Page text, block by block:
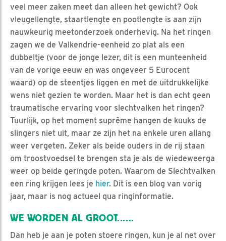
veel meer zaken meet dan alleen het gewicht? Ook
vleugellengte, staartlengte en pootlengte is aan zijn
nauwkeurig meetonderzoek onderhevig. Na het ringen
zagen we de Valkendrie-eenheid zo plat als een
dubbeltje (voor de jonge lezer, dit is een munteenheid
van de vorige eeuw en was ongeveer 5 Eurocent
waard) op de steentjes liggen en met de uitdrukkelijke
wens niet gezien te worden. Maar het is dan echt geen
traumatische ervaring voor slechtvalken het ringen?
Tuurlijk, op het moment suprême hangen de kuuks de
slingers niet uit, maar ze zijn het na enkele uren allang
weer vergeten. Zeker als beide ouders in de rij staan
om troostvoedsel te brengen sta je als de wiedeweerga
weer op beide geringde poten. Waarom de Slechtvalken
een ring krijgen lees je hier. Dit is een blog van vorig
jaar, maar is nog actueel qua ringinformatie.
WE WORDEN AL GROOT......
Dan heb je aan je poten stoere ringen, kun je al net over